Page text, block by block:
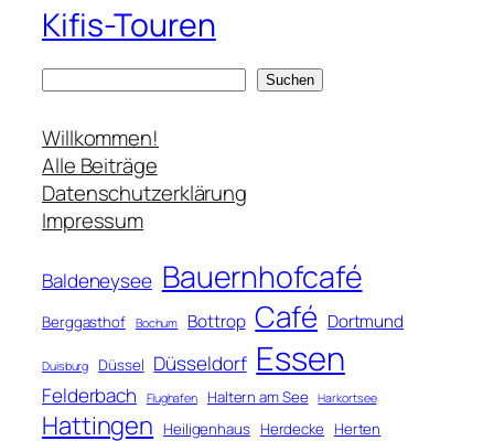
Kifis-Touren
c
h
e
n
Suchen
Willkommen!
Alle Beiträge
Datenschutzerklärung
Impressum
Baldeneysee Bauernhofcafé
Berggasthof Bochum Bottrop Café Dortmund
Duisburg Düssel Düsseldorf Essen
Felderbach Flughafen Haltern am See Harkortsee
Hattingen Heiligenhaus Herdecke Herten